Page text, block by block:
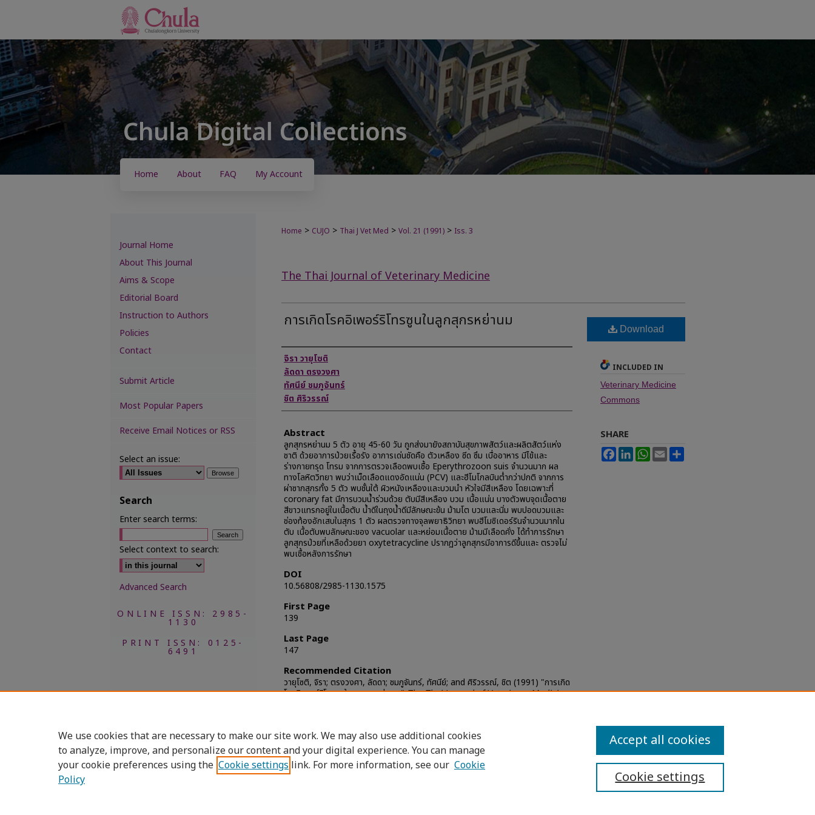
Home About FAQ My Account
Home > CUJO > Thai J Vet Med > Vol. 21 (1991) > Iss. 3
The Thai Journal of Veterinary Medicine
การเกิดโรคอิเพอร์ริโทรซูนในลูกสุกรหย่านม
Authors
จิรา วายุโซติ
ลัดดา ตรงวงศา
ทัศนีย์ ชมภูจันทร์
ชิต ศิริวรรณ์
Abstract
ลูกสุกรหย่านม 5 ตัว อายุ 45-60 วัน ถูกส่งมายังสถาบันสุขภาพสัตว์และผลิตสัตว์แห่ง
ชาติ ด้วยอาการป่วยเรื้อรัง อาการเด่นชัดคือ ตัวเหลือง ซีด ซึม เบื่ออาหาร มีไข้และ
ร่างกายทรุด โทรม จากการตรวจเลือดพบเชื้อ Eperythrozoon suis จำนวนมาก ผล
ทางโลหิตวิทยา พบว่าเม็ดเลือดแดงอัดแน่น (PCV) และฮีโมโกลบินต่ำกว่าปกติ จากการ
ผ่าซากสุกรทั้ง 5 ตัว พบชั้นใต้ ผิวหนังเหลืองและบวมนำ หัวใจมีสีเหลือง โดยเฉพาะที่
coronary fat มีการบวมน้ำร่วมด้วย ตับมีสีเหลือง บวม เนื้อแน่น บางตัวพบจุดเนื้อตาย
สีขาวแทรกอยู่ในเนื้อตับ น้ำดีในถุงน้ำดีมีลักษณะข้น ม้ามโต บวมและนิ่ม พบปอดบวมและ
ช่องท้องอักเสบในสุกร 1 ตัว ผลตรวจทางจุลพยาธิวิทยา พบฮีโมซิเดอร์รินจำนวนมากใน
ตับ เนื้อตับพบลักษณะของ vacuolar และหย่อมเนื้อตาย ม้ามมีเลือดคั่ง ได้ทำการรักษา
ลูกสุกรป่วยที่เหลือด้วยยา oxytetracycline ปรากฏว่าลูกสุกรมีอาการดีขึ้นและ ตรวจไม่
พบเชื้อหลังการรักษา
DOI
10.56808/2985-1130.1575
First Page
139
Last Page
147
Recommended Citation
วายุโซติ, จิรา; ตรงวงศา, ลัดดา; ชมภูจันทร์, ทัศนีย์; and ศิริวรรณ์, ชิต (1991) "การเกิด
โรคอิเพอร์ริโทรซูนในลูกสุกรหย่านม,"The Thai Journal of Veterinary Medicine:
Download
INCLUDED IN
Veterinary Medicine
Commons
SHARE
FacebookLinkedInWhatsApp
Email
Journal Home
About This Journal
Aims & Scope
Editorial Board
Instruction to Authors
Policies
Contact
Submit Article
Most Popular Papers
Receive Email Notices or RSS
Select an issue:
Search
Enter search terms:
Select context to search:
Advanced Search
ONLINE ISSN: 2985-
1130
PRINT ISSN: 0125-
6491
Accessibility Statement
We use cookies that are necessary to make our site work. We may also use additional cookies
to analyze, improve, and personalize our content and your digital experience. You can manage
your cookie preferences using the Cookie settings link. For more information, see our Cookie
Policy
Cookie settings
Accept all cookies